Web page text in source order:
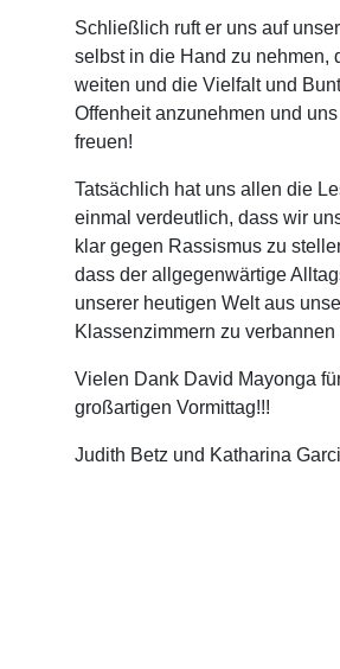
Schließlich ruft er uns auf
selbst in die Hand zu nehmen,
weiten und die Vielfalt und
Offenheit anzunehmen und
freuen!
Tatsächlich hat uns allen die
einmal verdeutlich, dass wir
klar gegen Rassismus zu
dass der allgegenwärtige
unserer heutigen Welt aus
Klassenzimmern zu verbannen
Vielen Dank David Mayonga
großartigen Vormittag!!!
Judith Betz und Katharina